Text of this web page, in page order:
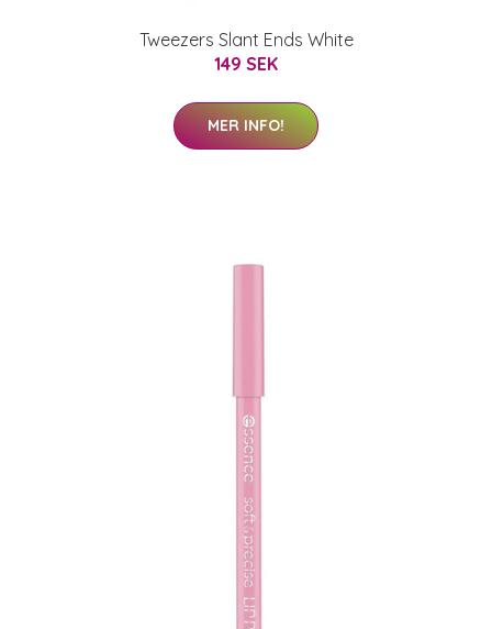
Tweezers Slant Ends White
149 SEK
MER INFO!